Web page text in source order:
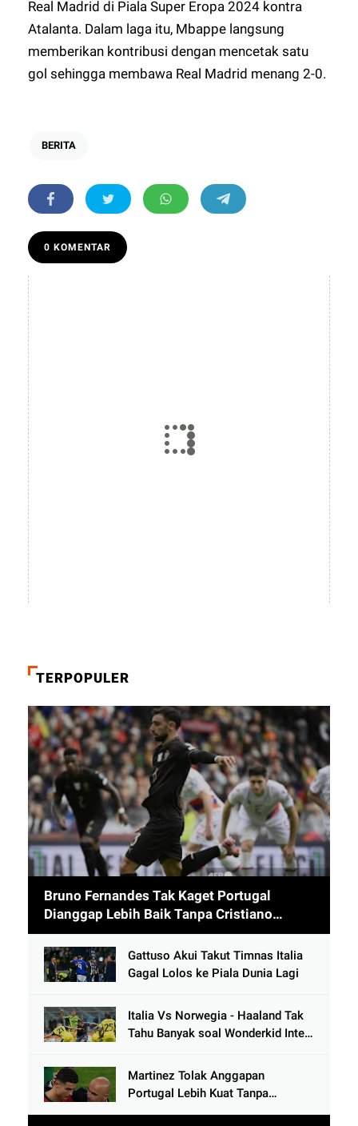
Real Madrid di Piala Super Eropa 2024 kontra
Atalanta. Dalam laga itu, Mbappe langsung
memberikan kontribusi dengan mencetak satu
gol sehingga membawa Real Madrid menang 2-0.
BERITA
0 KOMENTAR
TERPOPULER
Bruno Fernandes Tak Kaget Portugal
Dianggap Lebih Baik Tanpa Cristiano
Ronaldo usai Cetak 9 Gol
Gattuso Akui Takut Timnas Italia
Gagal Lolos ke Piala Dunia Lagi
Italia Vs Norwegia - Haaland Tak
Tahu Banyak soal Wonderkid Inter
Martinez Tolak Anggapan
Portugal Lebih Kuat Tanpa